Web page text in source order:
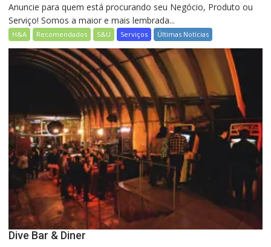
Anuncie para quem está procurando seu Negócio, Produto ou
Serviço! Somos a maior e mais lembrada...
H&A Recomendados S&U Serviços Últimas Notícias
Dive Bar & Diner